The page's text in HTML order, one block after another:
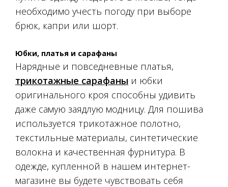
необходимо учесть погоду при выборе
брюк, капри или шорт.
Юбки, платья и сарафаны
Нарядные и повседневные платья,
трикотажные сарафаны и юбки
оригинального кроя способны удивить
даже самую заядлую модницу. Для пошива
используется трикотажное полотно,
текстильные материалы, синтетические
волокна и качественная фурнитура. В
одежде, купленной в нашем интернет-
магазине вы будете чувствовать себя